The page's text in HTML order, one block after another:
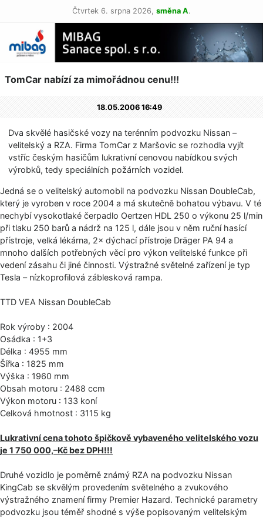
Čtvrtek 6. srpna 2026, směna A.
TomCar nabízí za mimořádnou cenu!!!
18.05.2006 16:49
Dva skvělé hasičské vozy na terénním podvozku Nissan –
velitelský a RZA. Firma TomCar z Maršovic se rozhodla vyjít
vstříc českým hasičům lukrativní cenovou nabídkou svých
výrobků, tedy speciálních požárních vozidel.
Jedná se o velitelský automobil na podvozku Nissan DoubleCab,
který je vyroben v roce 2004 a má skutečně bohatou výbavu. V té
nechybí vysokotlaké čerpadlo Oertzen HDL 250 o výkonu 25 l/min
při tlaku 250 barů a nádrž na 125 l, dále jsou v něm ruční hasící
přístroje, velká lékárna, 2× dýchací přístroje Dräger PA 94 a
mnoho dalších potřebných věcí pro výkon velitelské funkce při
vedení zásahu či jiné činnosti. Výstražné světelné zařízení je typ
Tesla – nízkoprofilová záblesková rampa.
TTD VEA Nissan DoubleCab
Rok výroby : 2004
Osádka : 1+3
Délka : 4955 mm
Šířka : 1825 mm
Výška : 1960 mm
Obsah motoru : 2488 ccm
Výkon motoru : 133 koní
Celková hmotnost : 3115 kg
Lukrativní cena tohoto špičkově vybaveného velitelského vozu
je 1 750 000,–Kč bez DPH!!!
Druhé vozidlo je poměrně známý RZA na podvozku Nissan
KingCab se skvělým provedením světelného a zvukového
výstražného znamení firmy Premier Hazard. Technické parametry
podvozku jsou téměř shodné s výše popisovaným velitelským